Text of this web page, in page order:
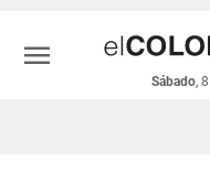
económicos
Colombia
Sábado,
menu